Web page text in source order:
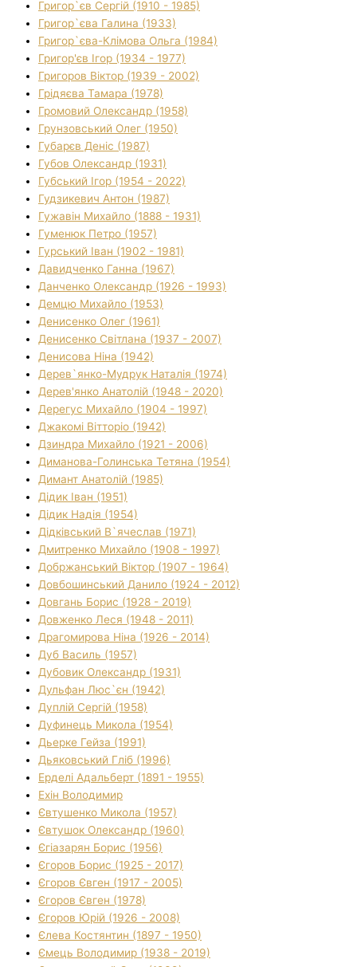
Григор`єв Сергій (1910 - 1985)
Григор`єва Галина (1933)
Григор`єва-Клімова Ольга (1984)
Григор'єв Ігор (1934 - 1977)
Григоров Віктор (1939 - 2002)
Грідяєва Тамара (1978)
Громовий Олександр (1958)
Грунзовський Олег (1950)
Губарєв Деніс (1987)
Губов Олександр (1931)
Губський Ігор (1954 - 2022)
Гудзикевич Антон (1987)
Гужавін Михайло (1888 - 1931)
Гуменюк Петро (1957)
Гурський Іван (1902 - 1981)
Давидченко Ганна (1967)
Данченко Олександр (1926 - 1993)
Демцю Михайло (1953)
Денисенко Олег (1961)
Денисенко Світлана (1937 - 2007)
Денисова Ніна (1942)
Дерев`янко-Мудрук Наталія (1974)
Дерев'янко Анатолій (1948 - 2020)
Дерегус Михайло (1904 - 1997)
Джакомі Вітторіо (1942)
Дзиндра Михайло (1921 - 2006)
Диманова-Голинська Тетяна (1954)
Димант Анатолій (1985)
Дідик Іван (1951)
Дідик Надія (1954)
Дідківський В`ячеслав (1971)
Дмитренко Михайло (1908 - 1997)
Добржанський Віктор (1907 - 1964)
Довбошинський Данило (1924 - 2012)
Довгань Борис (1928 - 2019)
Довженко Леся (1948 - 2011)
Драгомирова Ніна (1926 - 2014)
Дуб Василь (1957)
Дубовик Олександр (1931)
Дульфан Люс`єн (1942)
Дуплій Сергій (1958)
Дуфинець Микола (1954)
Дьерке Гейза (1991)
Дьяковський Гліб (1996)
Ерделі Адальберт (1891 - 1955)
Ехін Володимир
Євтушенко Микола (1957)
Євтушок Олександр (1960)
Єгіазарян Борис (1956)
Єгоров Борис (1925 - 2017)
Єгоров Євген (1917 - 2005)
Єгоров Євген (1978)
Єгоров Юрій (1926 - 2008)
Єлева Костянтин (1897 - 1950)
Ємець Володимир (1938 - 2019)